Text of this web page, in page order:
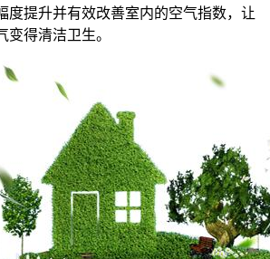
度提升并有效改善室内的空气指数，让
变得清洁卫生。